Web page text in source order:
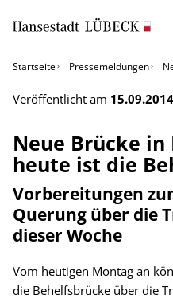
Startseite
Pressemeldungen
Veröffentlicht am 15.09.2014
Neue Brücke in
heute ist die
Vorbereitungen
Querung über die
dieser Woche
Vom heutigen Montag an
die Behelfsbrücke über die